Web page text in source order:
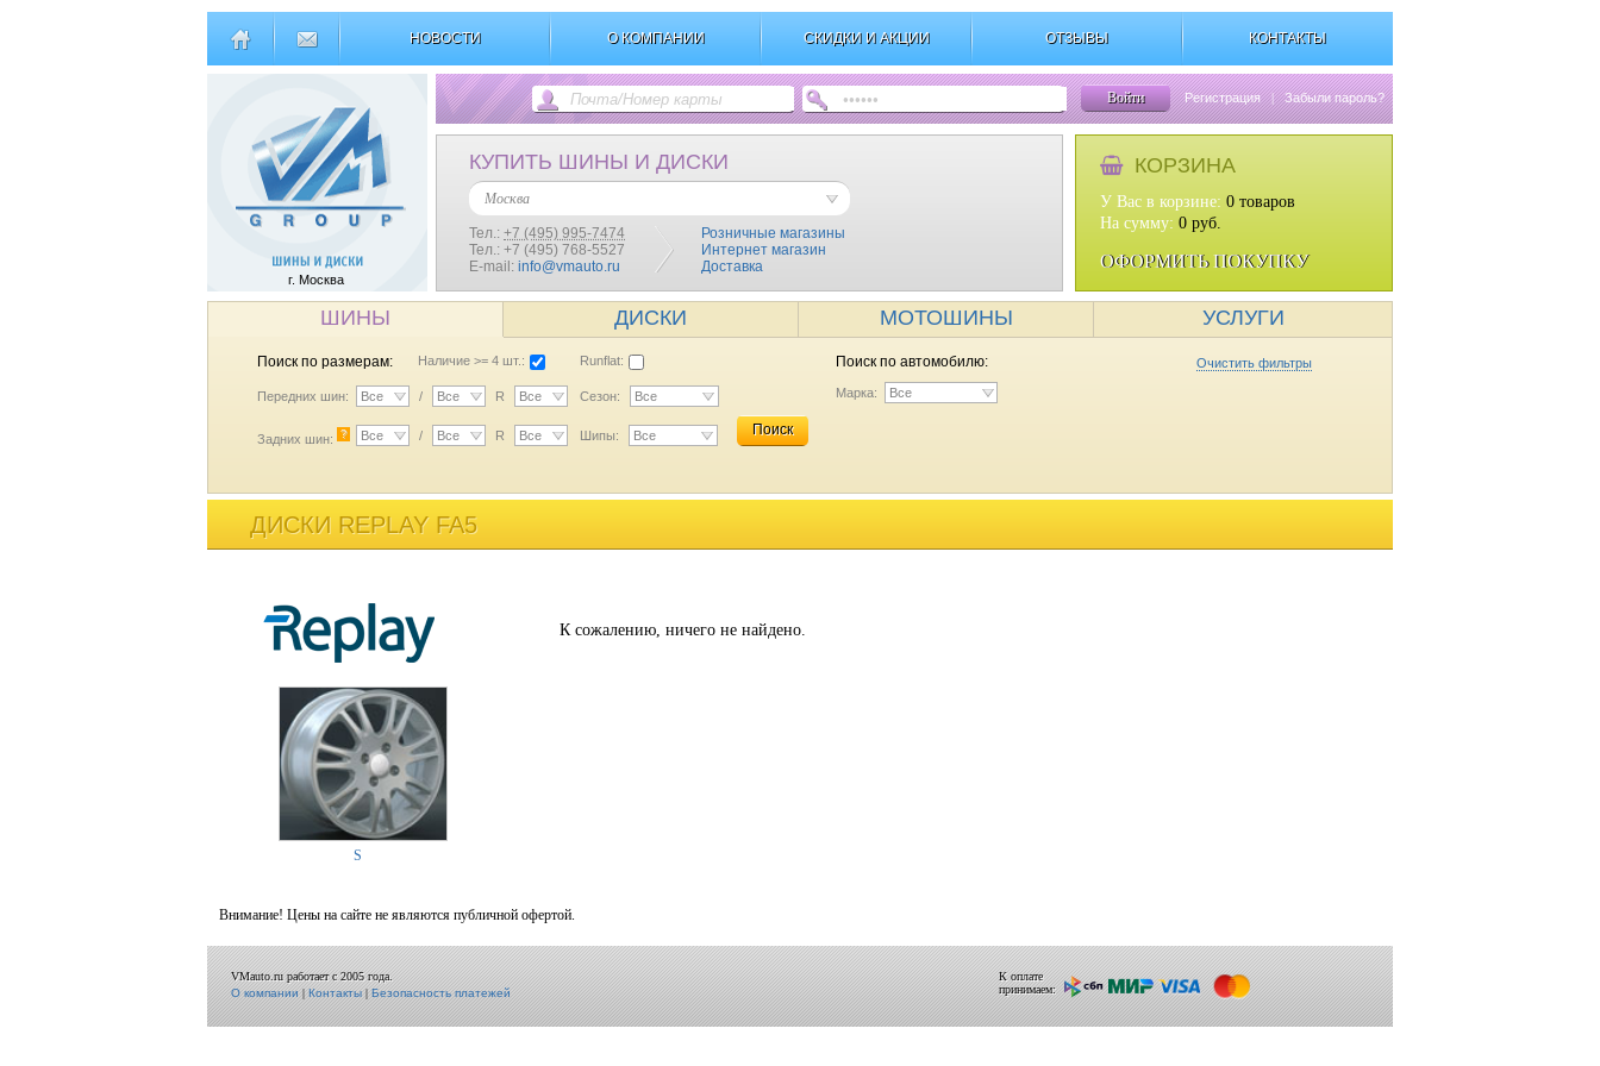
НОВОСТИ О КОМПАНИИ СКИДКИ И АКЦИИ ОТЗЫВЫ КОНТАКТЫ
г. Москва
Войти Регистрация | Забыли пароль?
КУПИТЬ ШИНЫ И ДИСКИ
Москва
Тел.: +7 (495) 995-7474
Тел.: +7 (495) 768-5527
E-mail: info@vmauto.ru
Розничные магазины
Интернет магазин
Доставка
КОРЗИНА
У Вас в корзине: 0 товаров
На сумму: 0 руб.
ОФОРМИТЬ ПОКУПКУ
ШИНЫ ДИСКИ МОТОШИНЫ УСЛУГИ
Поиск по размерам: Наличие >= 4 шт.: Runflat:
Передних шин: Все / Все R Все Сезон: Все
Задних шин: ? Все / Все R Все Шипы: Все Поиск
Поиск по автомобилю: Очистить фильтры
Марка: Все
ДИСКИ REPLAY FA5
S
К сожалению, ничего не найдено.
Внимание! Цены на сайте не являются публичной офертой.
VMauto.ru работает с 2005 года.
О компании|Контакты|Безопасность платежей
К оплате
принимаем: